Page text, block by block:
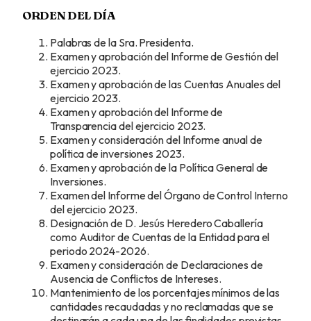
ORDEN DEL DÍA
Palabras de la Sra. Presidenta.
Examen y aprobación del Informe de Gestión del
ejercicio 2023.
Examen y aprobación de las Cuentas Anuales del
ejercicio 2023.
Examen y aprobación del Informe de
Transparencia del ejercicio 2023.
Examen y consideración del Informe anual de
política de inversiones 2023.
Examen y aprobación de la Política General de
Inversiones.
Examen del Informe del Órgano de Control Interno
del ejercicio 2023.
Designación de D. Jesús Heredero Caballería
como Auditor de Cuentas de la Entidad para el
periodo 2024-2026.
Examen y consideración de Declaraciones de
Ausencia de Conflictos de Intereses.
Mantenimiento de los porcentajes mínimos de las
cantidades recaudadas y no reclamadas que se